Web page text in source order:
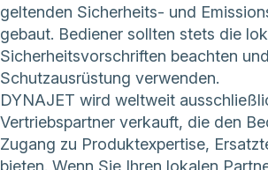
geltenden Sicherheits- und
gebaut. Bediener sollten stets die
Sicherheitsvorschriften beachten
Schutzausrüstung verwenden.
DYNAJET wird weltweit
Vertriebspartner verkauft, die den
Zugang zu Produktexpertise,
bieten. Wenn Sie Ihren lokalen